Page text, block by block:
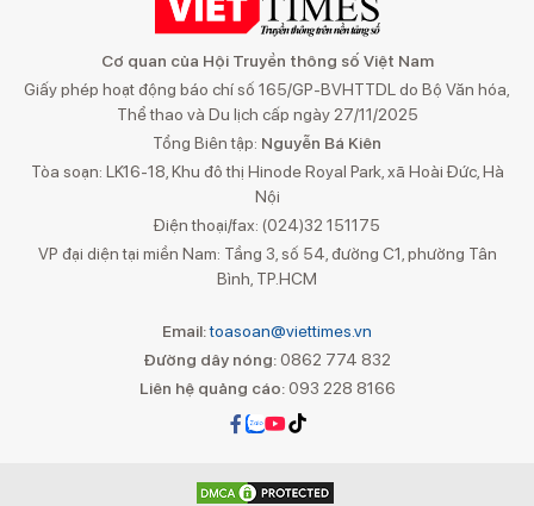
Cơ quan của Hội Truyền thông số Việt Nam
Giấy phép hoạt động báo chí số 165/GP-BVHTTDL do Bộ Văn hóa,
Thể thao và Du lịch cấp ngày 27/11/2025
Tổng Biên tập: Nguyễn Bá Kiên
Tòa soạn: LK16-18, Khu đô thị Hinode Royal Park, xã Hoài Đức, Hà
Nội
Điện thoại/fax: (024)32 151175
VP đại diện tại miền Nam: Tầng 3, số 54, đường C1, phường Tân
Bình, TP.HCM
Email:toasoan@viettimes.vn
Đường dây nóng: 0862 774 832
Liên hệ quảng cáo:093 228 8166